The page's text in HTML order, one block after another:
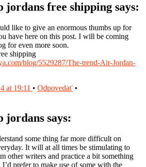
jordans free shipping says:
like to give an enormous thumbs up for
have here on this post. I will be coming
for even more soon.
shipping
blog/5529287/The-trend-Air-Jordan-
at 19:11 • Odpovedať •
jordans says:
some thing far more difficult on
It will at all times be stimulating to
other writers and practice a bit something
prefer to make use of some with the